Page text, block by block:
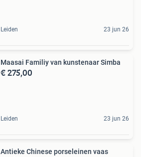
Leiden 23 jun 26
Maasai Familiy van kunstenaar Simba
€ 275,00
Leiden 23 jun 26
Antieke Chinese porseleinen vaas